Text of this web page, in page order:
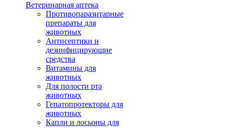
Ветеринарная аптека
Противопаразитарные
препараты для
животных
Антисептики и
дезинфицирующие
средства
Витамины для
животных
Для полости рта
животных
Гепатопротекторы для
животных
Капли и лосьоны для